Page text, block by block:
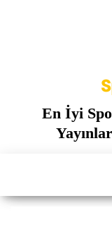
En İyi